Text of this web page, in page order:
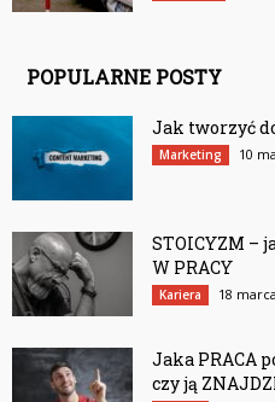
POPULARNE POSTY
Jak tworzyć
Marketing 10
STOICYZM –
W PRACY
Kariera 18
Jaka PRACA
czy ją